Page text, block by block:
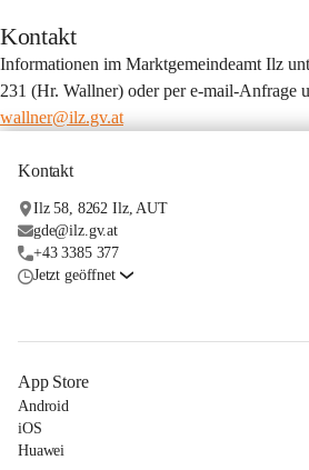
Kontakt
Informationen im Marktgemeindeamt Ilz
231 (Hr. Wallner) oder per e-mail-Anfrage
wallner@ilz.gv.at
Kontakt
Ilz 58, 8262 Ilz, AUT
gde@ilz.gv.at
+43 3385 377
Jetzt geöffnet
App Store
Android
iOS
Huawei